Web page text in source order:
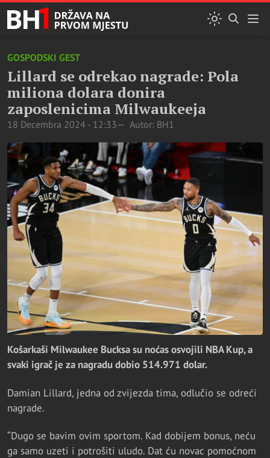
GOSPODSKI GEST
Lillard se odrekao nagrade: Pola
miliona dolara donira
zaposlenicima Milwaukeeja
18 Decembra 2024 - 12:33 Autor: BH1
Košarkaši Milwaukee Bucksa su noćas osvojili NBA Kup, a
svaki igrač je za nagradu dobio 514.971 dolar.
Damian Lillard, jedna od zvijezda tima, odlučio se odreći
nagrade.
“Dugo se bavim ovim sportom. Kad dobijem bonus, neću
ga samo uzeti i potrošiti uludo. Dat ću novac pomoćnom